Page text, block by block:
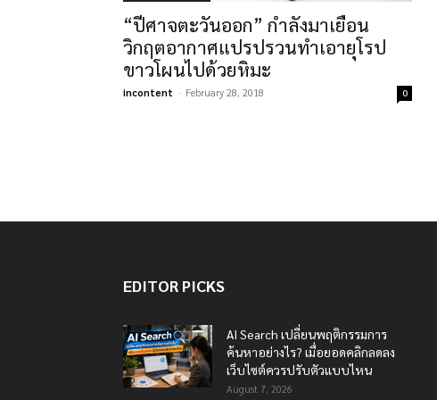
“ปีศาจตะวันออก” กำลังมาเยือน
วิกฤตอากาศแปรปรวนทำเอายุโรป
ขาวโผนไปด้วยหิมะ
incontent - February 28, 2018 0
EDITOR PICKS
AI Search เปลี่ยนพฤติกรรมการ
ค้นหาอย่างไร? เมื่อยอดคลิกลดลง
เว็บไซต์ควรปรับตัวแบบไหน
August 7, 2026